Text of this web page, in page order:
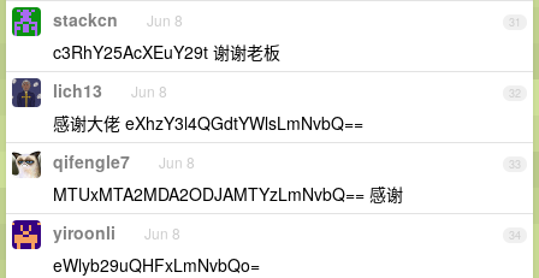
31
stackcn Jun 8
c3RhY25AcXEuY29t 谢谢老板
32
lich13 Jun 8
感谢大佬 eXhzY3l4QGdtYWlsLmNvbQ==
33
qifengle7 Jun 8
MTUxMTA2MDA2ODJAMTYzLmNvbQ== 感谢
34
yiroonli Jun 8
eWlyb29uQHFxLmNvbQo=